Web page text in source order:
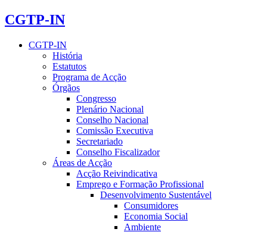
CGTP-IN
CGTP-IN
História
Estatutos
Programa de Acção
Órgãos
Congresso
Plenário Nacional
Conselho Nacional
Comissão Executiva
Secretariado
Conselho Fiscalizador
Áreas de Acção
Acção Reivindicativa
Emprego e Formação Profissional
Desenvolvimento Sustentável
Consumidores
Economia Social
Ambiente